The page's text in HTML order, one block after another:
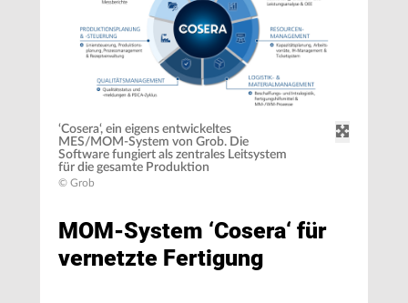
‘Cosera‘, ein eigens entwickeltes
MES/MOM-System von Grob. Die
Software fungiert als zentrales Leitsystem
für die gesamte Produktion
© Grob
MOM-System ‘Cosera‘ für
vernetzte Fertigung